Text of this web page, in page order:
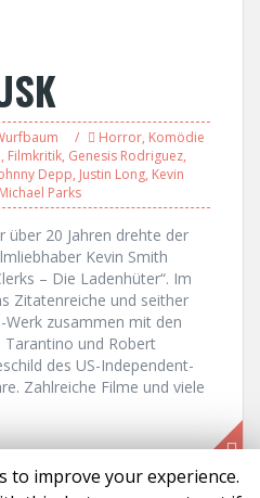
Horror, Komödie
, Filmkritik, Genesis Rodriguez,
Depp, Justin Long, Kevin
Michael Parks
über 20 Jahren drehte der
Kevin Smith
– Die Ladenhüter“. Im
Zitatenreiche und seither
zusammen mit den
und Robert
des US-Independent-
Zahlreiche Filme und viele
to improve your experience.